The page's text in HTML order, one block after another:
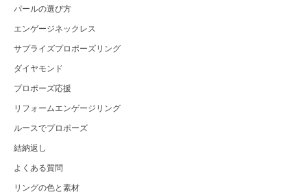
パールの選び方
エンゲージネックレス
サプライズプロポーズリング
ダイヤモンド
プロポーズ応援
リフォームエンゲージリング
ルースでプロポーズ
結納返し
よくある質問
リングの色と素材